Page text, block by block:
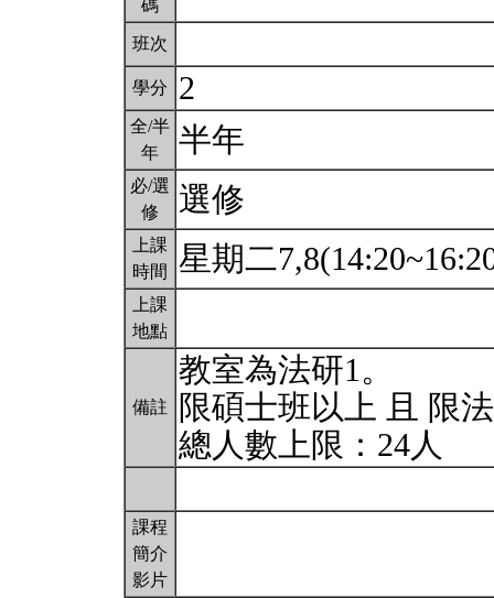
碼
班次
學分 2
全/半
年
半年
必/選
修
選修
上課
時間
星期二
上課
地點
備註
教室為法研1。
限碩士班以上 且 限
總人數上限：24人
課程
簡介
影片